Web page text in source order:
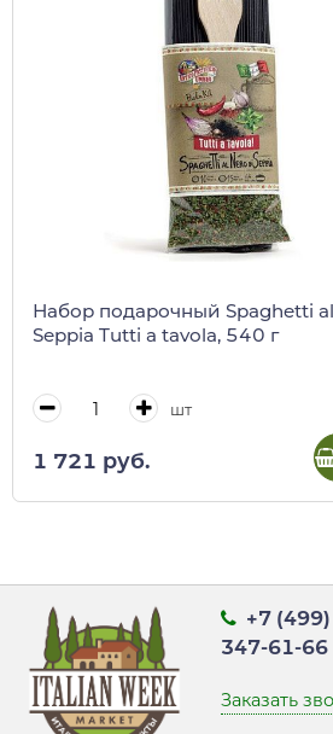
Набор подарочный Spaghetti
Seppia Tutti a tavola, 540 г
шт
1 721 руб.
+7 (499)
347-61-66
Заказать